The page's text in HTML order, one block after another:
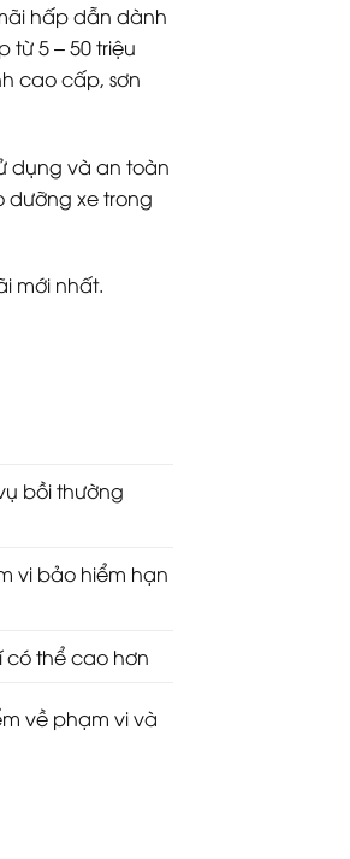
hấp dẫn dành
5 – 50 triệu
cao cấp, sơn
dụng và an toàn
dưỡng xe trong
mới nhất.
bồi thường
vi bảo hiểm hạn
có thể cao hơn
về phạm vi và